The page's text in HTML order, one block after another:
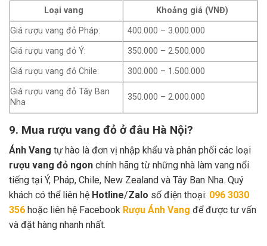
Loại vang
Khoảng giá (VNĐ)
Giá rượu vang đỏ Pháp:
400.000 – 3.000.000
Giá rượu vang đỏ Ý:
350.000 – 2.500.000
Giá rượu vang đỏ Chile:
300.000 – 1.500.000
Giá rượu vang đỏ Tây Ban
Nha
350.000 – 2.000.000
9. Mua rượu vang đỏ ở đâu Hà Nội?
Ánh Vang tự hào là đơn vị nhập khẩu và phân phối các loại
rượu vang đỏ ngon chính hãng từ những nhà làm vang nổi
tiếng tại Ý, Pháp, Chile, New Zealand và Tây Ban Nha. Quý
khách có thể liên hệ Hotline/Zalo số điện thoại: 096 3030
356 hoặc liên hệ Facebook Rượu Ánh Vang để được tư vấn
và đặt hàng nhanh nhất.